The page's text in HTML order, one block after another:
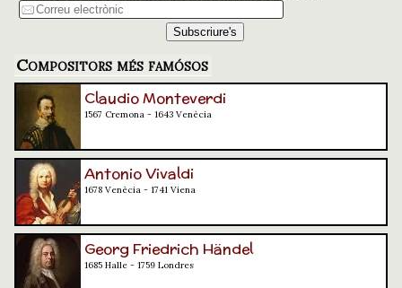
Compositors més famósos
Claudio Monteverdi
1567 Cremona - 1643 Venècia
Antonio Vivaldi
1678 Venècia - 1741 Viena
Georg Friedrich Händel
1685 Halle - 1759 Londres